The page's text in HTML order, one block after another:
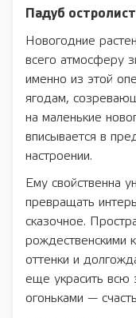
Падуб
Новогодние
всего атмосферу
именно из этой
ягодам,
на маленькие
вписывается в
настроении.
Ему свойственна
превращать
сказочное.
рождественскими
оттенки и
еще украсить всю
огоньками —